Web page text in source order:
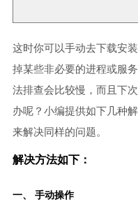
这时你可以手动去下载安
掉某些非必要的进程或服
法排查会比较慢，而且下
办呢？小编提供如下几种
来解决同样的问题。
解决方法如下：
一、 手动操作